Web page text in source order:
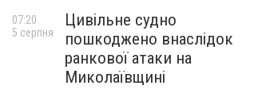
Цивільне судно
пошкоджено внаслідок
ранкової атаки на
Миколаївщині
07:20
5 серпня